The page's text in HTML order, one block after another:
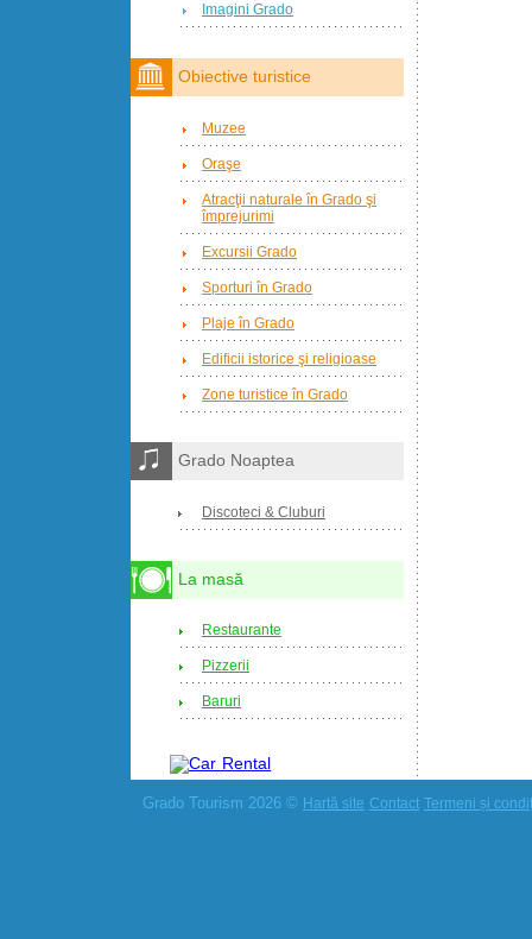
Imagini Grado
Obiective turistice
Muzee
Oraşe
Atracţii naturale în Grado şi
împrejurimi
Excursii Grado
Sporturi în Grado
Plaje în Grado
Edificii istorice şi religioase
Zone turistice în Grado
Grado Noaptea
Discoteci & Cluburi
La masă
Restaurante
Pizzerii
Baruri
Grado Tourism 2026 © Hartă site Contact Termeni și